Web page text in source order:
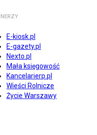
E-kiosk.pl
E-gazety.pl
Nexto.pl
Mała księgowość
Kancelarierp.pl
Wieści Rolnicze
Życie Warszawy